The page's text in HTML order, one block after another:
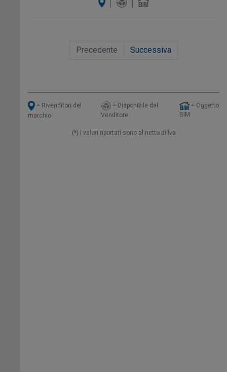
Precedente Successiva
= Rivenditori del
marchio
= Disponibile dal
Venditore
= Oggetto
BIM
(*) I valori riportati sono al netto di Iva